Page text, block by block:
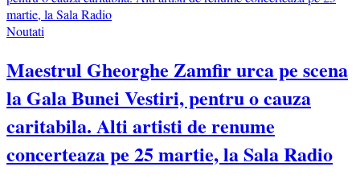
Noutati
Maestrul Gheorghe Zamfir urca pe scena
la Gala Bunei Vestiri, pentru o cauza
caritabila. Alti artisti de renume
concerteaza pe 25 martie, la Sala Radio